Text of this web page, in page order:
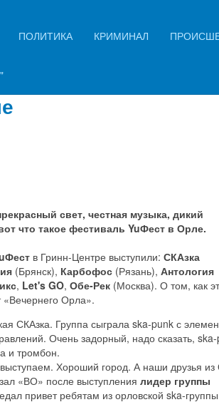
ПОЛИТИКА КРИМИНАЛ
Смоленска,
на фестивале
свет, честная музыка, дикий
что такое фестиваль YuФест в Орле.
в Гринн-Центре выступили: СКАзка
(Брянск), Карбофос (Рязань), Антология
, Let's GO, Обе-Рек (Москва). О том, как
«Вечернего Орла».
СКАзка. Группа сыграла ska-punk с
Очень задорный, надо сказать,
и тромбон.
Хороший город. А наши друзья из
«ВО» после выступления лидер группы
привет ребятам из орловской ska-группы